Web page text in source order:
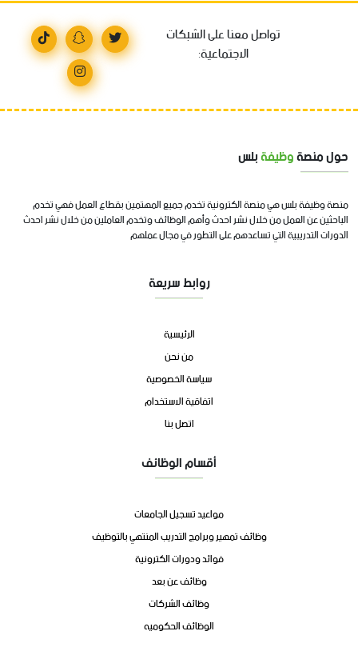
تواصل معنا على الشبكات
الاجتماعية:
حول منصةوظيفةبلس
منصة وظيفة بلس هي منصة الكترونية تخدم جميع المهتمين بقطاع العمل فهي تخدم
الباحثين عن العمل من خلال نشر احدث وأهم الوظائف وتخدم العاملين من خلال نشر احدث
الدورات التدريبية التي تساعدهم على التطور في مجال عملهم
روابط سريعة
الرئيسية
من نحن
سياسة الخصوصية
اتفاقية الاستخدام
اتصل بنا
أقسام الوظائف
مواعيد تسجيل الجامعات
وظائف تمهير وبرامج التدريب المنتهي بالتوظيف
فوائد ودورات الكترونية
وظائف عن بعد
وظائف الشركات
الوظائف الحكوميه